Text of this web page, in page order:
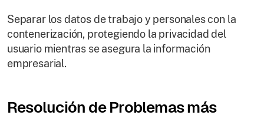
Separar los datos de trabajo y personales con la
contenerización, protegiendo la privacidad del
usuario mientras se asegura la información
empresarial.
Resolución de Problemas más